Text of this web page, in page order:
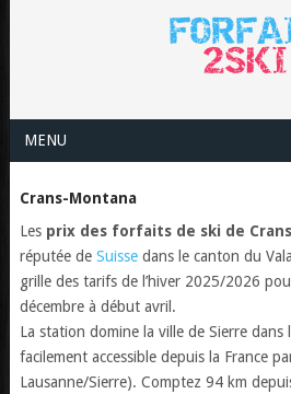
MENU
Crans-Montana
Les prix des forfaits de ski de
réputée de Suissedans le canton du
grille des tarifs de l’hiver 2025/2026
décembre à début avril.
La station domine la ville de Sierre dans
facilement accessible depuis la France
Lausanne/Sierre). Comptez 94 km